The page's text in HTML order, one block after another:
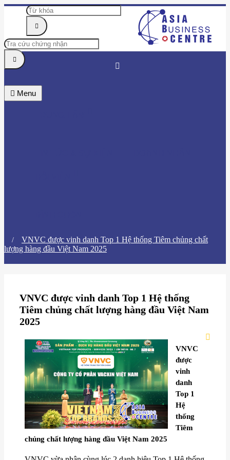
Menu
​VNVC được vinh danh Top 1 Hệ thống Tiêm chủng chất
lượng hàng đầu Việt Nam 2025
​VNVC được vinh danh Top 1 Hệ thống
Tiêm chủng chất lượng hàng đầu Việt Nam
2025
​VNVC
được
vinh
danh
Top 1
Hệ
thống
Tiêm
chủng chất lượng hàng đầu Việt Nam 2025